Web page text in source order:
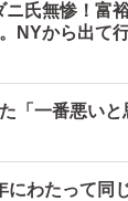
ニ氏無惨！富
NYから出て
「一番悪い
にわたって同